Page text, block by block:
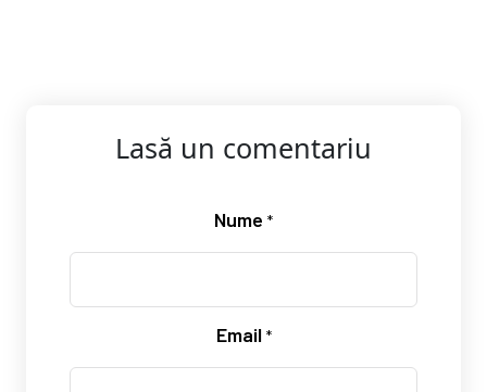
Lasă un comentariu
Nume *
Email *